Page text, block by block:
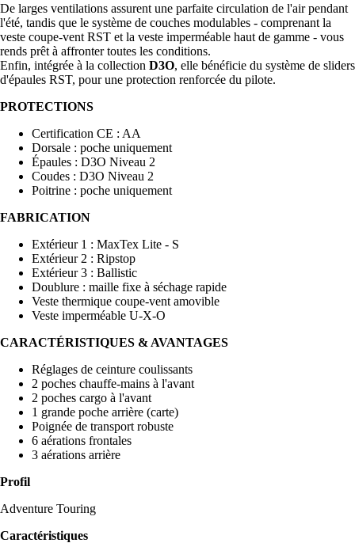
De larges ventilations assurent une parfaite circulation de l'air pendant
l'été, tandis que le système de couches modulables - comprenant la
veste coupe-vent RST et la veste imperméable haut de gamme - vous
rends prêt à affronter toutes les conditions.
Enfin, intégrée à la collection D3O, elle bénéficie du système de sliders
d'épaules RST, pour une protection renforcée du pilote.
PROTECTIONS
Certification CE : AA
Dorsale : poche uniquement
Épaules : D3O Niveau 2
Coudes : D3O Niveau 2
Poitrine : poche uniquement
FABRICATION
Extérieur 1 : MaxTex Lite - S
Extérieur 2 : Ripstop
Extérieur 3 : Ballistic
Doublure : maille fixe à séchage rapide
Veste thermique coupe-vent amovible
Veste imperméable U-X-O
CARACTÉRISTIQUES & AVANTAGES
Réglages de ceinture coulissants
2 poches chauffe-mains à l'avant
2 poches cargo à l'avant
1 grande poche arrière (carte)
Poignée de transport robuste
6 aérations frontales
3 aérations arrière
Profil
Adventure Touring
Caractéristiques